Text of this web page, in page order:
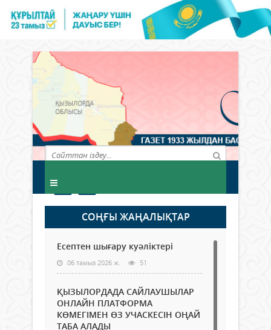
СОҢҒЫ ЖАҢАЛЫҚТАР
Есептен шығару куәліктері
06 тамыз 2026 ж. 51
ҚЫЗЫЛОРДАДА САЙЛАУШЫЛАР
ОНЛАЙН ПЛАТФОРМА
КӨМЕГІМЕН ӨЗ УЧАСКЕСІН ОҢАЙ
ТАБА АЛАДЫ